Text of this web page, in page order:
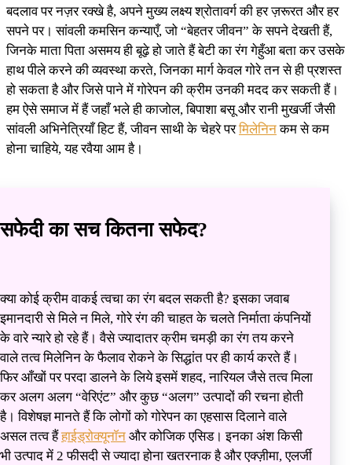
बदलाव पर नज़र रक्खे है, अपने मुख्य लक्ष्य श्रोतावर्ग की हर ज़रूरत और हर
सपने पर। सांवली कमसिन कन्याएँ, जो “बेहतर जीवन” के सपने देखती हैं,
जिनके माता पिता असमय ही बूढ़े हो जाते हैं बेटी का रंग गेहुँआ बता कर उसके
हाथ पीले करने की व्यवस्था करते, जिनका मार्ग केवल गोरे तन से ही प्रशस्त
हो सकता है और जिसे पाने में गोरेपन की क्रीम उनकी मदद कर सकती हैं।
हम ऐसे समाज में हैं जहाँ भले ही काजोल, बिपाशा बसू और रानी मुखर्जी जैसी
सांवली अभिनेत्रियाँ हिट हैं, जीवन साथी के चेहरे परमिलेनिनकम से कम
होना चाहिये, यह रवैया आम है।
सफेदी का सच कितना सफेद?
क्या कोई क्रीम वाकई त्वचा का रंग बदल सकती है? इसका जवाब
इमानदारी से मिले न मिले, गोरे रंग की चाहत के चलते निर्माता कंपनियों
के वारे न्यारे हो रहे हैं। वैसे ज्यादातर क्रीम चमड़ी का रंग तय करने
वाले तत्व मिलेनिन के फैलाव रोकने के सिद्धांत पर ही कार्य करते हैं।
फिर आँखों पर परदा डालने के लिये इसमें शहद, नारियल जैसे तत्व मिला
कर अलग अलग “वेरिएंट” और कुछ “अलग” उत्पादों की रचना होती
है। विशेषज्ञ मानते हैं कि लोगों को गोरेपन का एहसास दिलाने वाले
असल तत्व हैंहाईड्रोक्यूनॉन और कोजिक एसिड। इनका अंश किसी
भी उत्पाद में 2 फीसदी से ज्यादा होना खतरनाक है और एक्ज़ीमा, एलर्जी